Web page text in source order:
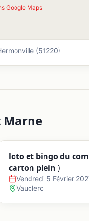
Google Maps
(51220)
Marne
loto et bingo du
carton plein )
Vendredi 5 Février
Vauclerc